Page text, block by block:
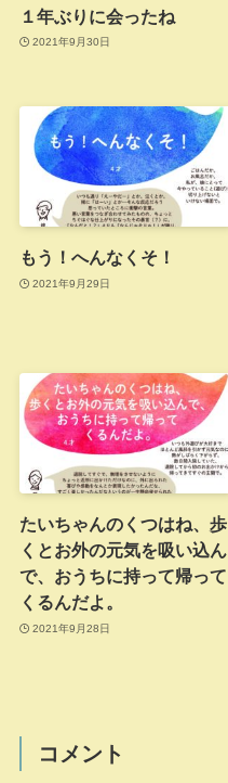
１年ぶりに会ったね
2021年9月30日
もう！へんなくそ！
2021年9月29日
たいちゃんのくつはね、歩
くとお外の元気を吸い込ん
で、おうちに持って帰って
くるんだよ。
2021年9月28日
コメント